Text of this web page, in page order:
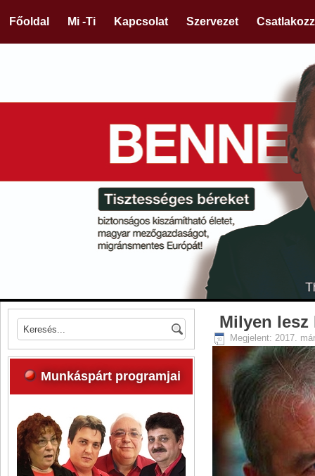
Főoldal Mi -Ti Kapcsolat Szervezet Csatlakozz
Munkáspárt programjai
Milyen lesz
Megjelent: 2017.